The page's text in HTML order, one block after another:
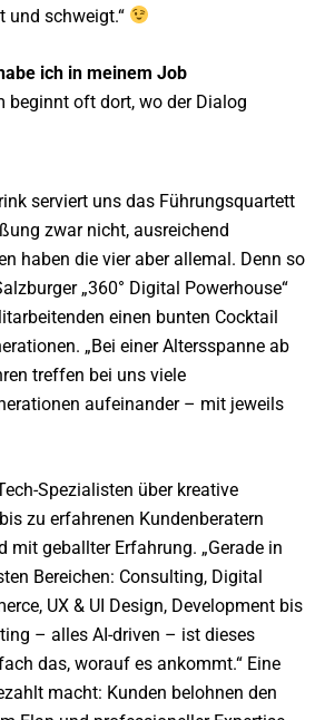
und schweigt.“
ich in meinem Job
beginnt oft dort, wo der Dialog
serviert uns das Führungsquartett
zwar nicht, ausreichend
haben die vier aber allemal. Denn so
„360° Digital Powerhouse“
einen bunten Cocktail
„Bei einer Altersspanne ab
treffen bei uns viele
aufeinander – mit jeweils
Spezialisten über kreative
zu erfahrenen Kundenberatern
mit geballter Erfahrung. „Gerade in
Bereichen: Consulting, Digital
UX & UI Design, Development bis
– alles AI-driven – ist dieses
das, worauf es ankommt.“ Eine
macht: Kunden belohnen den